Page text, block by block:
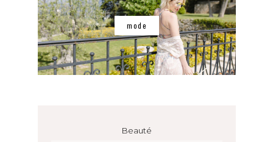
mode
Beauté